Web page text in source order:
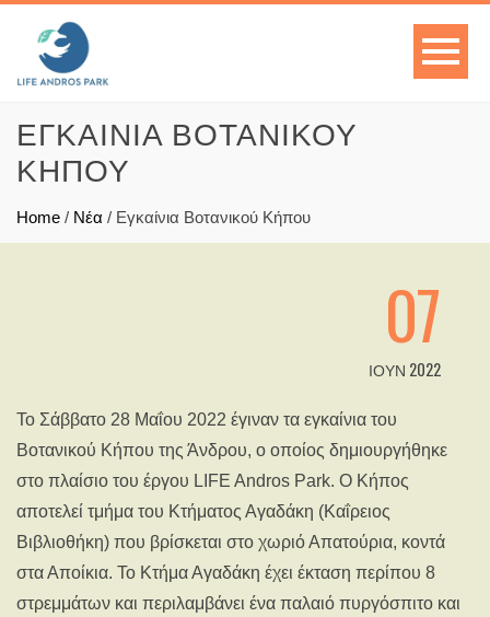
ΕΓΚΑΊΝΙΑ ΒΟΤΑΝΙΚΟΎ
ΚΉΠΟΥ
Home / Νέα / Εγκαίνια Βοτανικού Κήπου
07
ΙΟΎΝ 2022
Το Σάββατο 28 Μαΐου 2022 έγιναν τα εγκαίνια του
Βοτανικού Κήπου της Άνδρου, ο οποίος δημιουργήθηκε
στο πλαίσιο του έργου LIFE Andros Park. Ο Κήπος
αποτελεί τμήμα του Κτήματος Αγαδάκη (Καΐρειος
Βιβλιοθήκη) που βρίσκεται στο χωριό Απατούρια, κοντά
στα Αποίκια. Το Κτήμα Αγαδάκη έχει έκταση περίπου 8
στρεμμάτων και περιλαμβάνει ένα παλαιό πυργόσπιτο και